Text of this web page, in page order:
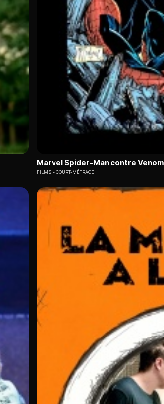
Marvel Spider-Man contre Venom
FILMS COURT-MÉTRAGE